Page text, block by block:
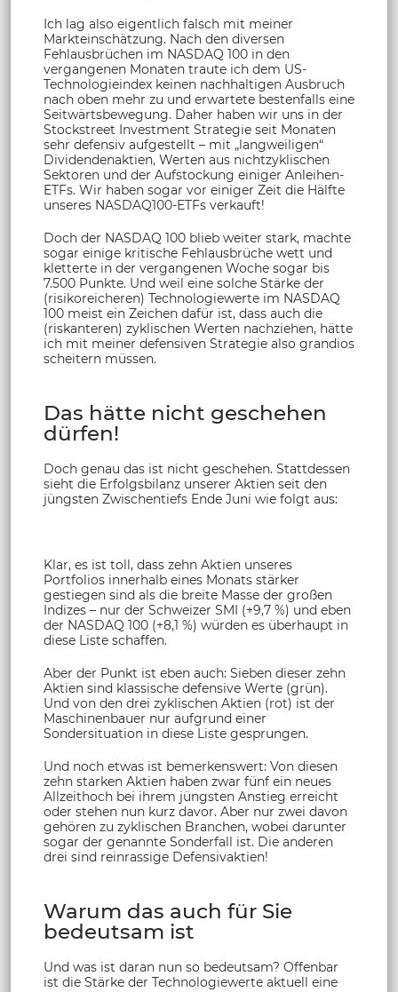
Ich lag also eigentlich falsch mit meiner
Markteinschätzung. Nach den diversen
Fehlausbrüchen im NASDAQ 100 in den
vergangenen Monaten traute ich dem US-
Technologieindex keinen nachhaltigen Ausbruch
nach oben mehr zu und erwartete bestenfalls eine
Seitwärtsbewegung. Daher haben wir uns in der
Stockstreet Investment Strategie seit Monaten
sehr defensiv aufgestellt – mit „langweiligen“
Dividendenaktien, Werten aus nichtzyklischen
Sektoren und der Aufstockung einiger Anleihen-
ETFs. Wir haben sogar vor einiger Zeit die Hälfte
unseres NASDAQ100-ETFs verkauft!
Doch der NASDAQ 100 blieb weiter stark, machte
sogar einige kritische Fehlausbrüche wett und
kletterte in der vergangenen Woche sogar bis
7.500 Punkte. Und weil eine solche Stärke der
(risikoreicheren) Technologiewerte im NASDAQ
100 meist ein Zeichen dafür ist, dass auch die
(riskanteren) zyklischen Werten nachziehen, hätte
ich mit meiner defensiven Strategie also grandios
scheitern müssen.
Das hätte nicht geschehen
dürfen!
Doch genau das ist nicht geschehen. Stattdessen
sieht die Erfolgsbilanz unserer Aktien seit den
jüngsten Zwischentiefs Ende Juni wie folgt aus:
Klar, es ist toll, dass zehn Aktien unseres
Portfolios innerhalb eines Monats stärker
gestiegen sind als die breite Masse der großen
Indizes – nur der Schweizer SMI (+9,7 %) und eben
der NASDAQ 100 (+8,1 %) würden es überhaupt in
diese Liste schaffen.
Aber der Punkt ist eben auch: Sieben dieser zehn
Aktien sind klassische defensive Werte (grün).
Und von den drei zyklischen Aktien (rot) ist der
Maschinenbauer nur aufgrund einer
Sondersituation in diese Liste gesprungen.
Und noch etwas ist bemerkenswert: Von diesen
zehn starken Aktien haben zwar fünf ein neues
Allzeithoch bei ihrem jüngsten Anstieg erreicht
oder stehen nun kurz davor. Aber nur zwei davon
gehören zu zyklischen Branchen, wobei darunter
sogar der genannte Sonderfall ist. Die anderen
drei sind reinrassige Defensivaktien!
Warum das auch für Sie
bedeutsam ist
Und was ist daran nun so bedeutsam? Offenbar
ist die Stärke der Technologiewerte aktuell eine